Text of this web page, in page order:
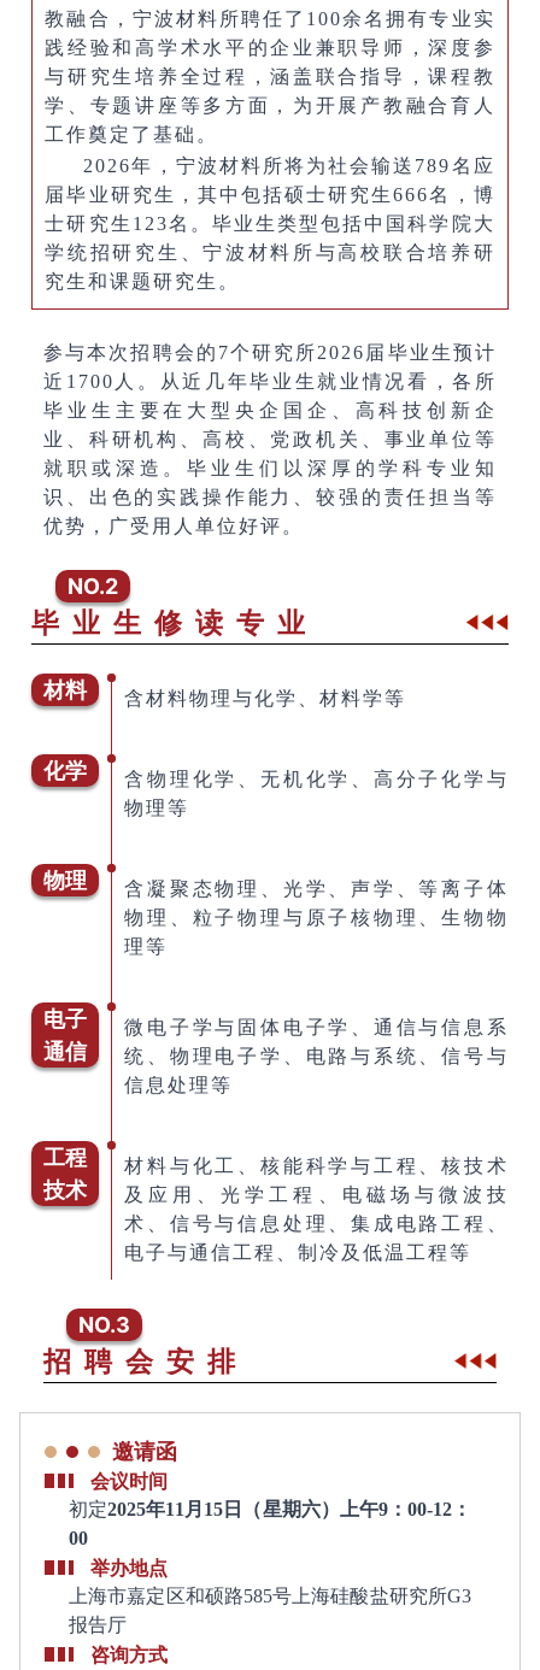
教融合，宁波材料所聘任了100余名拥有专业实
践经验和高学术水平的企业兼职导师，深度参
与研究生培养全过程，涵盖联合指导，课程教
学、专题讲座等多方面，为开展产教融合育人
工作奠定了基础。
2026年，宁波材料所将为社会输送789名应
届毕业研究生，其中包括硕士研究生666名，博
士研究生123名。毕业生类型包括中国科学院大
学统招研究生、宁波材料所与高校联合培养研
究生和课题研究生。
参与本次招聘会的7个研究所2026届毕业生预计
近1700人。从近几年毕业生就业情况看，各所
毕业生主要在大型央企国企、高科技创新企
业、科研机构、高校、党政机关、事业单位等
就职或深造。毕业生们以深厚的学科专业知
识、出色的实践操作能力、较强的责任担当等
优势，广受用人单位好评。
NO.2
毕 业 生 修 读 专 业
材料 含材料物理与化学、材料学等
化学
含物理化学、无机化学、高分子化学与
物理等
物理
含凝聚态物理、光学、声学、等离子体
物理、粒子物理与原子核物理、生物物
理等
电子
通信
微电子学与固体电子学、通信与信息系
统、物理电子学、电路与系统、信号与
信息处理等
工程
技术
材料与化工、核能科学与工程、核技术
及应用、光学工程、电磁场与微波技
术、信号与信息处理、集成电路工程、
电子与通信工程、制冷及低温工程等
NO.3
招 聘 会 安 排
邀请函
会议时间
初定2025年11月15日（星期六）上午9：00-12：
00
举办地点
上海市嘉定区和硕路585号上海硅酸盐研究所G3
报告厅
咨询方式